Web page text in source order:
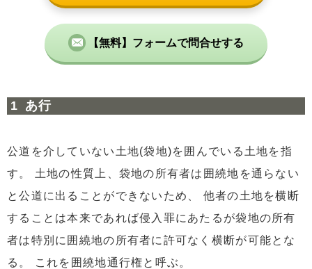
【無料】フォームで問合せする
あ行
公道を介していない土地(袋地)を囲んでいる土地を指
す。 土地の性質上、袋地の所有者は囲繞地を通らない
と公道に出ることができないため、 他者の土地を横断
することは本来であれば侵入罪にあたるが袋地の所有
者は特別に囲繞地の所有者に許可なく横断が可能とな
る。 これを囲繞地通行権と呼ぶ。